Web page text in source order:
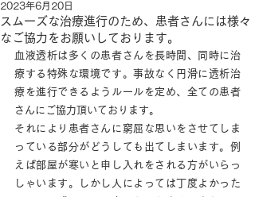
スムーズな治療進行のため、患者さんには様々
なご協力をお願いしております。
2023年6月20日
血液透析は多くの患者さんを長時間、同時に治
療する特殊な環境です。事故なく円滑に透析治
療を進行できるようルールを定め、全ての患者
さんにご協力頂いております。
それにより患者さんに窮屈な思いをさせてしま
っている部分がどうしても出てしまいます。例
えば部屋が寒いと申し入れをされる方がいらっ
しゃいます。しかし人によっては丁度よかった